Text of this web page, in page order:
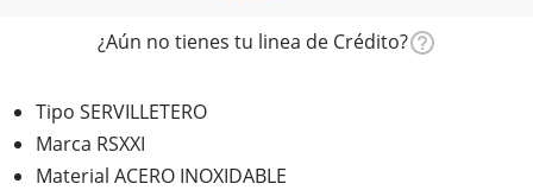
¿Aún no tienes tu linea de Crédito?
Tipo SERVILLETERO
Marca RSXXI
Material ACERO INOXIDABLE